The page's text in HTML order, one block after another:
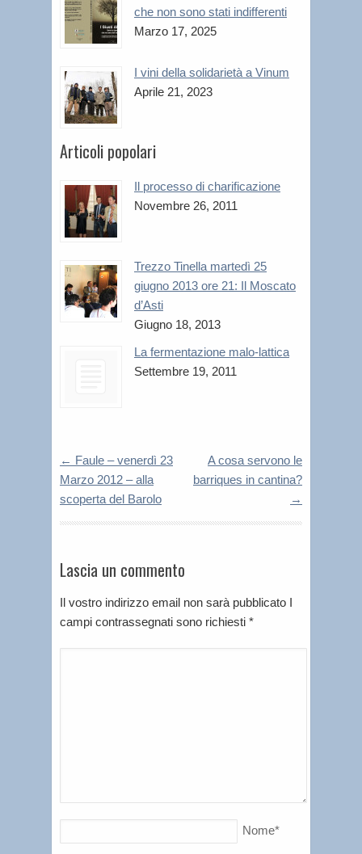
che non sono stati indifferenti
Marzo 17, 2025
I vini della solidarietà a Vinum
Aprile 21, 2023
Articoli popolari
Il processo di charificazione
Novembre 26, 2011
Trezzo Tinella martedì 25
giugno 2013 ore 21: Il Moscato
d’Asti
Giugno 18, 2013
La fermentazione malo-lattica
Settembre 19, 2011
← Faule – venerdì 23
Marzo 2012 – alla
scoperta del Barolo
A cosa servono le
barriques in cantina?
→
Lascia un commento
Il vostro indirizzo email non sarà pubblicato I
campi contrassegnati sono richiesti *
Nome*